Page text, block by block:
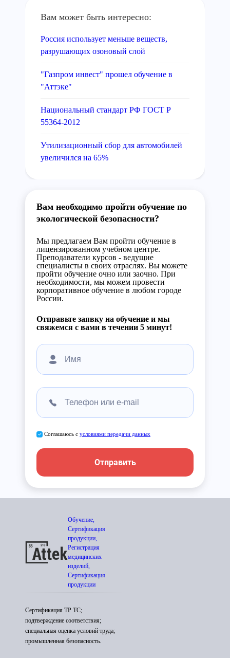
Вам может быть интересно:
Россия использует меньше веществ,
разрушающих озоновый слой
"Газпром инвест" прошел обучение в
"Аттэке"
Национальный стандарт РФ ГОСТ Р
55364-2012
Утилизационный сбор для автомобилей
увеличился на 65%
Вам необходимо пройти обучение по
экологической безопасности?
Мы предлагаем Вам пройти обучение в
лицензированном учебном центре.
Преподаватели курсов - ведущие
специалисты в своих отраслях. Вы можете
пройти обучение очно или заочно. При
необходимости, мы можем провести
корпоративное обучение в любом городе
России.
Отправьте заявку на обучение и мы
свяжемся с вами в течении 5 минут!
Соглашаюсь с условиями передачи данных
Отправить
Обучение,
Сертификация
продукции,
Регистрация
медицинских
изделий,
Сертификация
продукции
Сертификация ТР ТС;
подтверждение соответствия;
специальная оценка условий труда;
промышленная безопасность.